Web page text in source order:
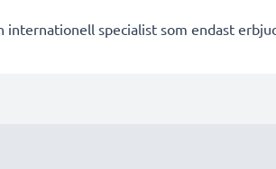
internationell specialist som endast